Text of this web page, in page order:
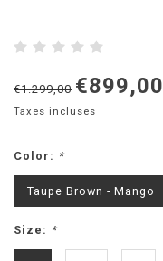
€1.299,00 €899,00
Taxes incluses
Color: *
Taupe Brown - Mango
Size: *